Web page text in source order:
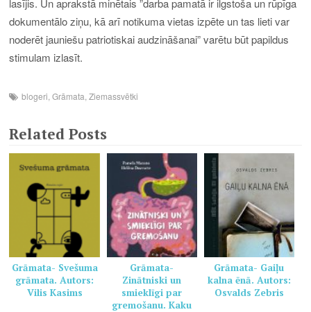
lasījis. Un aprakstā minētais ”darba pamatā ir ilgstoša un rūpīga
dokumentālo ziņu, kā arī notikuma vietas izpēte un tas lieti var
noderēt jauniešu patriotiskai audzināšanai” varētu būt papildus
stimulam izlasīt.
blogeri ,Grāmata ,Ziemassvētki
Related Posts
Grāmata- Svešuma
grāmata. Autors:
Vilis Kasims
Grāmata-
Zinātniski un
smieklīgi par
gremošanu. Kaku
Grāmata- Gaiļu
kalna ēnā. Autors:
Osvalds Zebris